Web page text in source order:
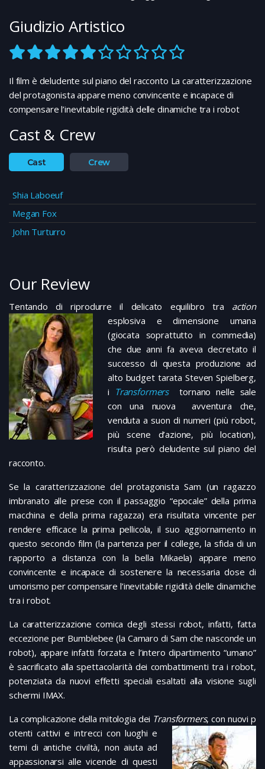
Giudizio Artistico
Il film è deludente sul piano del racconto La caratterizzazione
del protagonista appare meno convincente e incapace di
compensare l’inevitabile rigidità delle dinamiche tra i robot
Cast & Crew
Cast Crew
Shia Laboeuf
Megan Fox
John Turturro
Our Review
Tentando di riprodurre il delicato equilibro tra action
esplosiva e dimensione umana
(giocata soprattutto in commedia)
che due anni fa aveva decretato il
successo di questa produzione ad
alto budget tarata Steven Spielberg,
i Transformers
tornano nelle sale
con una nuova avventura che,
venduta a suon di numeri (più robot,
più scene d’azione, più location),
risulta però deludente sul piano del
racconto.
Se la caratterizzazione del protagonista Sam (un ragazzo
imbranato alle prese con il passaggio “epocale” della prima
macchina e della prima ragazza) era risultata vincente per
rendere efficace la prima pellicola, il suo aggiornamento in
questo secondo film (la partenza per il college, la sfida di un
rapporto a distanza con la bella Mikaela) appare meno
convincente e incapace di sostenere la necessaria dose di
umorismo per compensare l’inevitabile rigidità delle dinamiche
tra i robot.
La caratterizzazione comica degli stessi robot, infatti, fatta
eccezione per Bumblebee (la Camaro di Sam che nasconde un
robot), appare infatti forzata e l’intero dipartimento “umano”
è sacrificato alla spettacolarità dei combattimenti tra i robot,
potenziata da nuovi effetti speciali esaltati alla visione sugli
schermi IMAX.
La complicazione della mitologia dei Transformers, con nuovi p
otenti cattivi e intrecci con luoghi e
temi di antiche civiltà, non aiuta ad
appassionarsi alle vicende di questi